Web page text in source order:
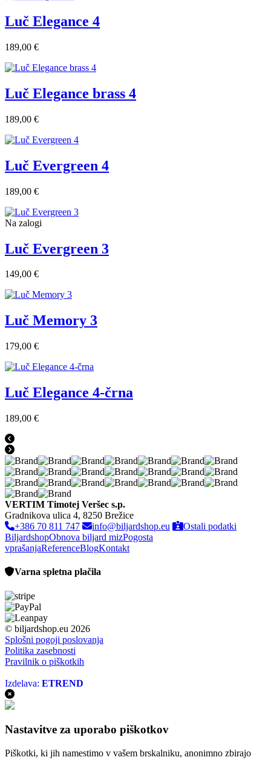
Luč Elegance 4
189,00 €
Luč Elegance brass 4
189,00 €
Luč Evergreen 4
189,00 €
Na zalogi
Luč Evergreen 3
149,00 €
Luč Memory 3
179,00 €
Luč Elegance 4-črna
189,00 €
VERTIM Timotej Veršec s.p.
Gradnikova ulica 4, 8250 Brežice
+386 70 811 747
info@biljardshop.eu
Ostali podatki
BiljardshopObnova biljard mizPogosta
vprašanjaReferenceBlogKontakt
Varna spletna plačila
© biljardshop.eu 2026
Splošni pogoji poslovanja
Politika zasebnosti
Pravilnik o piškotkih
Izdelava: ETREND
Nastavitve za uporabo piškotkov
Piškotki, ki jih namestimo v vašem brskalniku, anonimno zbirajo